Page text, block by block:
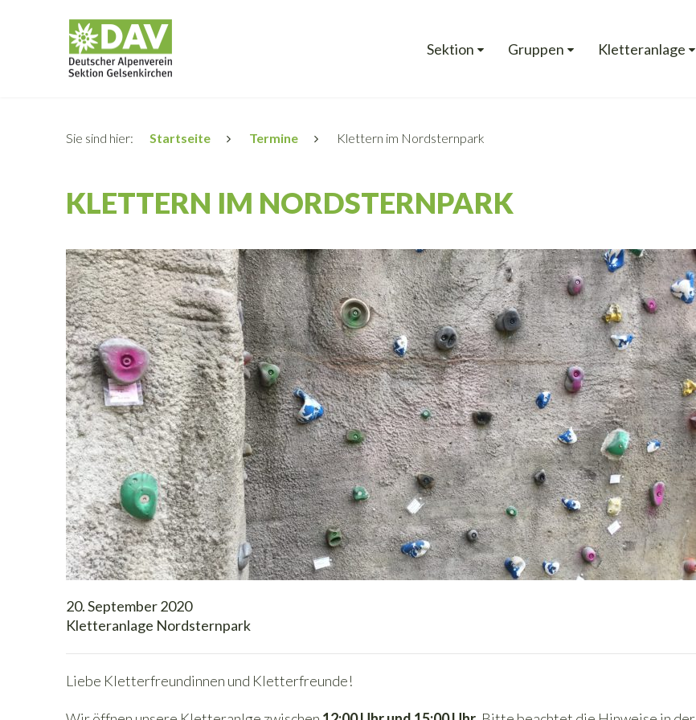
Sektion Gruppen Kletteranlage
Sie sind hier: Startseite Termine Klettern im Nordsternpark
KLETTERN IM NORDSTERNPARK
20. September 2020
Kletteranlage Nordsternpark
Liebe Kletterfreundinnen und Kletterfreunde!